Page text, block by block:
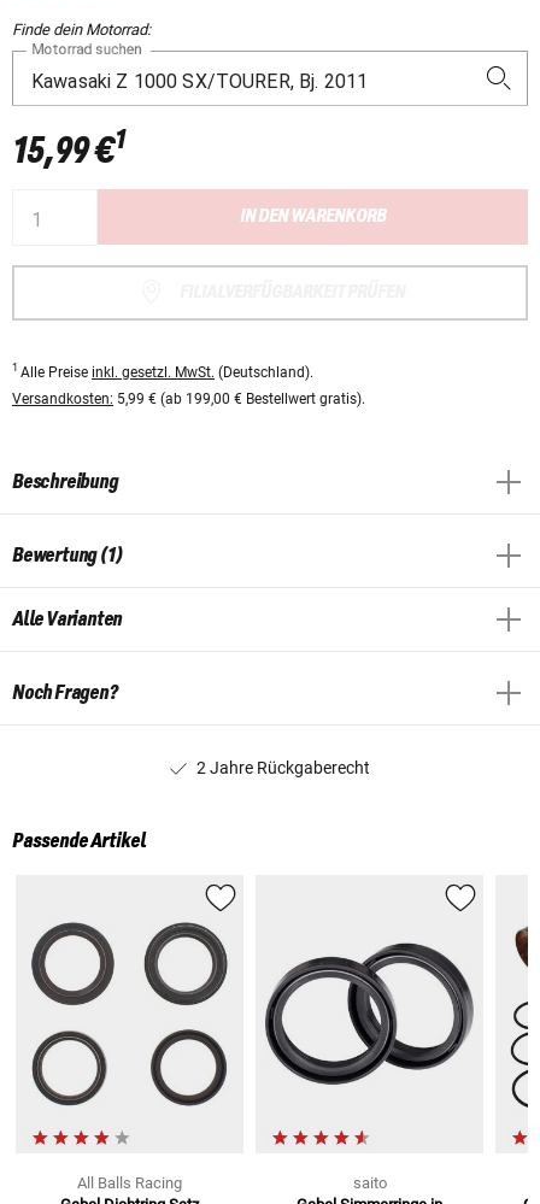
Finde dein Motorrad:
Motorrad suchen
15,99 €1
IN DEN WARENKORB
1 Alle Preise inkl. gesetzl. MwSt. (Deutschland).
Versandkosten: 5,99 € (ab 199,00 € Bestellwert gratis).
Beschreibung
Bewertung (1)
Alle Varianten
Noch Fragen?
2 Jahre Rückgaberecht
Passende Artikel
All Balls Racing
saito